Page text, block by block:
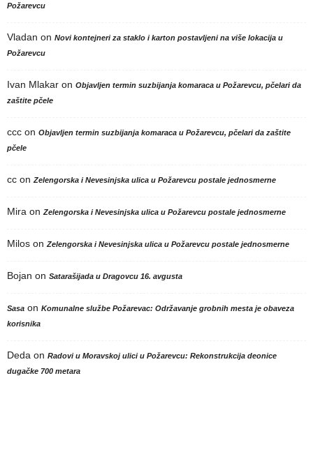
Požarevcu
Vladan on Novi kontejneri za staklo i karton postavljeni na više lokacija u
Požarevcu
Ivan Mlakar on Objavljen termin suzbijanja komaraca u Požarevcu, pčelari da
zaštite pčele
ccc on Objavljen termin suzbijanja komaraca u Požarevcu, pčelari da zaštite
pčele
cc on Zelengorska i Nevesinjska ulica u Požarevcu postale jednosmerne
Mira on Zelengorska i Nevesinjska ulica u Požarevcu postale jednosmerne
Milos on Zelengorska i Nevesinjska ulica u Požarevcu postale jednosmerne
Bojan on Satarašijada u Dragovcu 16. avgusta
Sasa on Komunalne službe Požarevac: Održavanje grobnih mesta je obaveza
korisnika
Deda on Radovi u Moravskoj ulici u Požarevcu: Rekonstrukcija deonice
dugačke 700 metara